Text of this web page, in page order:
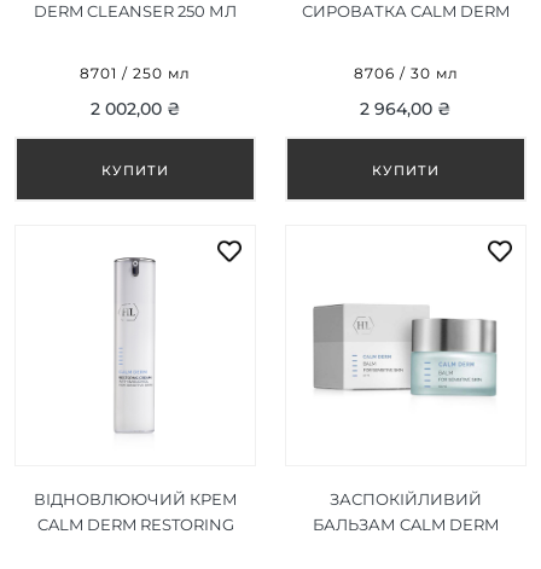
DERM CLEANSER 250 МЛ
8701 / 250 мл
2 002,00 ₴
СИРОВАТКА CALM DERM
8706 / 30 мл
2 964,00 ₴
ВІДНОВЛЮЮЧИЙ КРЕМ
CALM DERM RESTORING
ЗАСПОКІЙЛИВИЙ
БАЛЬЗАМ CALM DERM